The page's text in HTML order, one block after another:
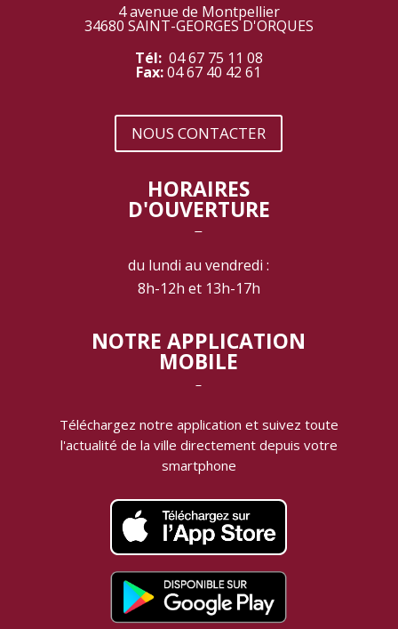
4 avenue de Montpellier
34680 SAINT-GEORGES D'ORQUES
Tél: 04 67 75 11 08
Fax:04 67 40 42 61
NOUS CONTACTER
HORAIRES
D'OUVERTURE
‾
du lundi au vendredi :
8h-12h et 13h-17h
NOTRE APPLICATION
MOBILE
‾
Téléchargez notre application et suivez toute
l'actualité de la ville directement depuis votre
smartphone